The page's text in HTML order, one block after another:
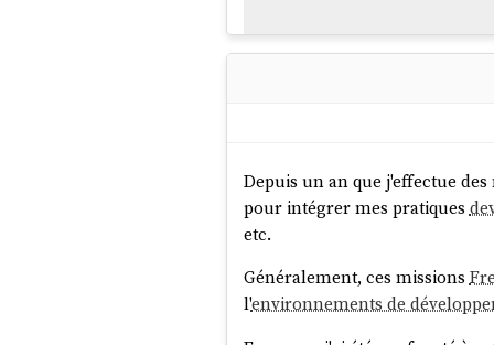
Suite à cette lecture, voici
environments:
  dev:
      - version: 6.1.0
  production:
Depuis un an que j'effectue des
pour intégrer mes pratiques
etc.
Généralement, ces missions
l'environnements de